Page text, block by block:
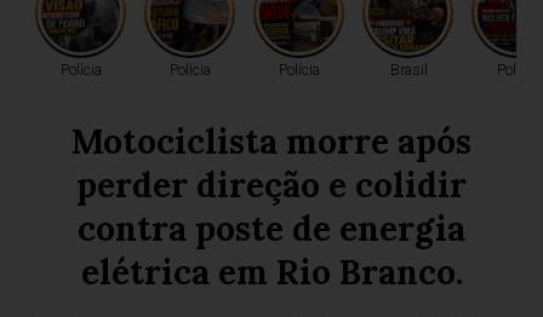
Polícia Polícia Polícia Brasil Polícia
Motociclista morre após
perder direção e colidir
contra poste de energia
elétrica em Rio Branco.